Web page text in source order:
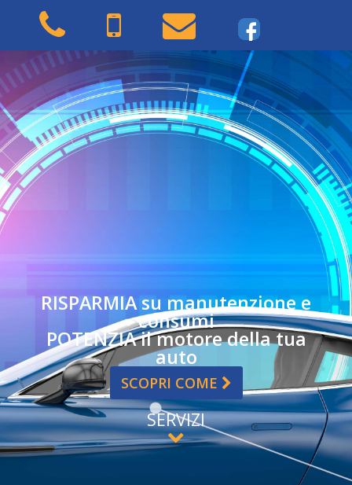
RISPARMIA su manutenzione e
consumi
POTENZIA il motore della tua
auto
SCOPRI COME
SERVIZI